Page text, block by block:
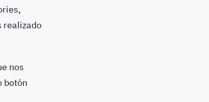
realizado
nos
botón